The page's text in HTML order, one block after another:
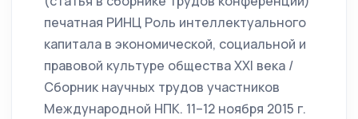
печатная РИНЦ Роль интеллектуального
капитала в экономической, социальной и
правовой культуре общества XXI века /
Сборник научных трудов участников
Международной НПК. 11–12 ноября 2015 г.